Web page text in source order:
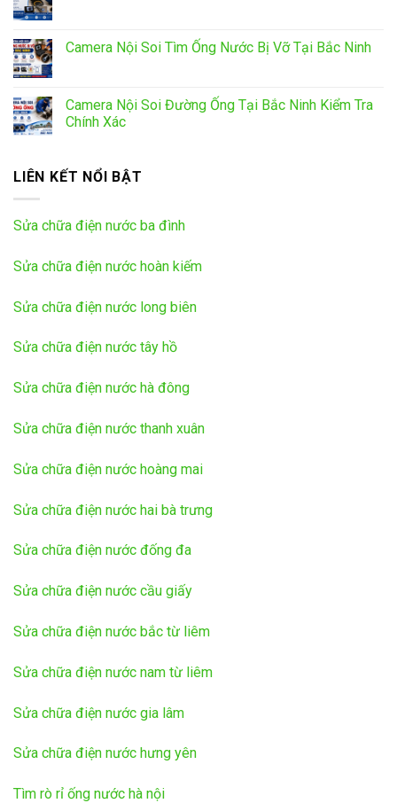
Camera Nội Soi Tìm Ống Nước Bị Vỡ Tại Bắc Ninh
Camera Nội Soi Đường Ống Tại Bắc Ninh Kiểm Tra
Chính Xác
LIÊN KẾT NỔI BẬT
Sửa chữa điện nước ba đình
Sửa chữa điện nước hoàn kiếm
Sửa chữa điện nước long biên
Sửa chữa điện nước tây hồ
Sửa chữa điện nước hà đông
Sửa chữa điện nước thanh xuân
Sửa chữa điện nước hoàng mai
Sửa chữa điện nước hai bà trưng
Sửa chữa điện nước đống đa
Sửa chữa điện nước cầu giấy
Sửa chữa điện nước bắc từ liêm
Sửa chữa điện nước nam từ liêm
Sửa chữa điện nước gia lâm
Sửa chữa điện nước hưng yên
Tìm rò rỉ ống nước hà nội